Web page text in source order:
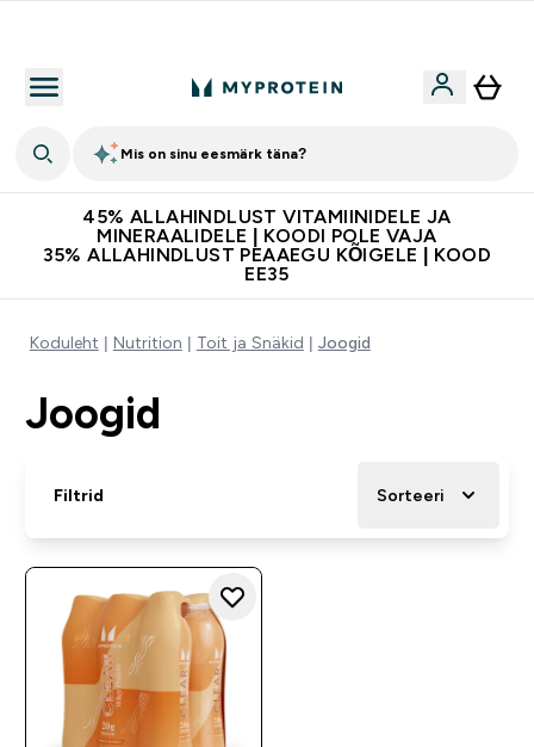
Mis on sinu eesmärk täna?
45% ALLAHINDLUST VITAMIINIDELE JA
MINERAALIDELE | KOODI POLE VAJA
35% ALLAHINDLUST PEAAEGU KÕIGELE | KOOD
EE35
Koduleht Nutrition Toit ja Snäkid Joogid
Joogid
Filtrid Sorteeri